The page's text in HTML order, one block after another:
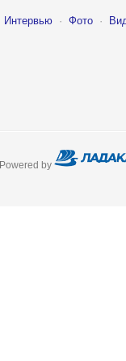
Интервью · Фото ·
by